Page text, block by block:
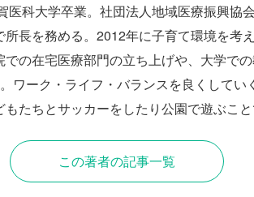
医科大学卒業。社団法人地域医療振興協
長を務める。2012年に子育て環境を考
の在宅医療部門の立ち上げや、大学で
ワーク・ライフ・バランスを良くしてい
たちとサッカーをしたり公園で遊ぶこと
この著者の記事一覧